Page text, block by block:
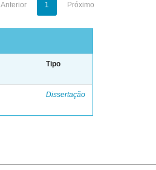
Anterior 1 Próximo
Tipo
Dissertação